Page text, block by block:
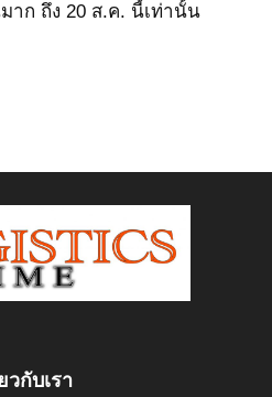
าก ถึง 20 ส.ค. นี้เท่านั้น
วกับเรา